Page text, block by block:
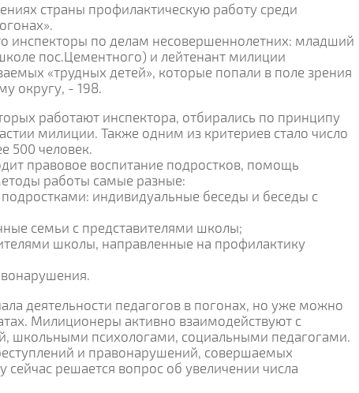
страны профилактическую работу среди
инспекторы по делам несовершеннолетних: младший
пос.Цементного) и лейтенант милиции
«трудных детей», которые попали в поле зрения
округу, - 198.
работают инспектора, отбирались по принципу
милиции. Также одним из критериев стало число
500 человек.
правовое воспитание подростков, помощь
работы самые разные:
индивидуальные беседы и беседы с
семьи с представителями школы;
школы, направленные на профилактику
деятельности педагогов в погонах, но уже можно
Милиционеры активно взаимодействуют с
школьными психологами, социальными педагогами.
и правонарушений, совершаемых
решается вопрос об увеличении числа